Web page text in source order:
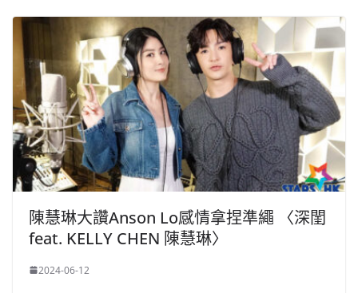
陳慧琳大讚Anson Lo感情拿捏準繩 〈深閨
feat. KELLY CHEN 陳慧琳〉
2024-06-12